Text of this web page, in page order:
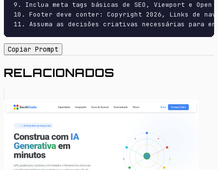
9. Inclua meta tags básicas de SEO, Viewport e Open
10. Footer deve conter: Copyright 2026, Links de
11. Assuma as decisões criativas necessárias para
Copiar Prompt
RELACIONADOS